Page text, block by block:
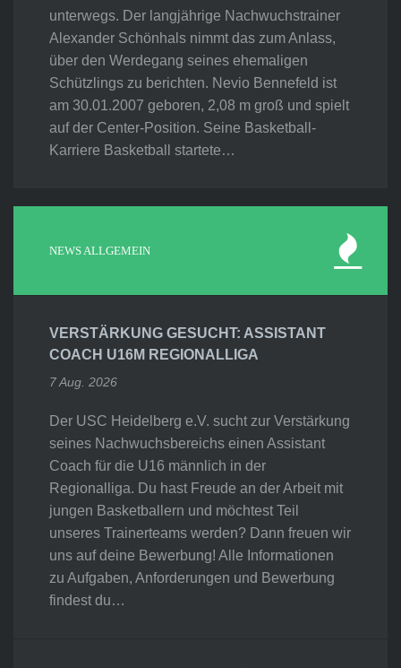
unterwegs. Der langjährige Nachwuchstrainer
Alexander Schönhals nimmt das zum Anlass,
über den Werdegang seines ehemaligen
Schützlings zu berichten. Nevio Bennefeld ist
am 30.01.2007 geboren, 2,08 m groß und spielt
auf der Center-Position. Seine Basketball-
Karriere Basketball startete…
NEWS ALLGEMEIN
VERSTÄRKUNG GESUCHT: ASSISTANT
COACH U16M REGIONALLIGA
7 Aug. 2026
Der USC Heidelberg e.V. sucht zur Verstärkung
seines Nachwuchsbereichs einen Assistant
Coach für die U16 männlich in der
Regionalliga. Du hast Freude an der Arbeit mit
jungen Basketballern und möchtest Teil
unseres Trainerteams werden? Dann freuen wir
uns auf deine Bewerbung! Alle Informationen
zu Aufgaben, Anforderungen und Bewerbung
findest du…